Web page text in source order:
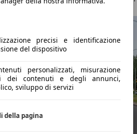
precisi e identificazione
del dispositivo
personalizzati, misurazione
dei contenuti e degli annunci,
sviluppo di servizi
della pagina